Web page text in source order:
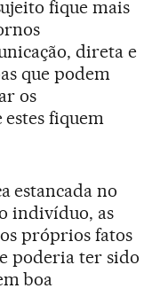
fique mais
direta e
que podem
os
fiquem
estancada no
indivíduo, as
próprios fatos
poderia ter sido
boa